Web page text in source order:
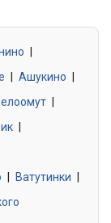
Ашукино
Ватутинки